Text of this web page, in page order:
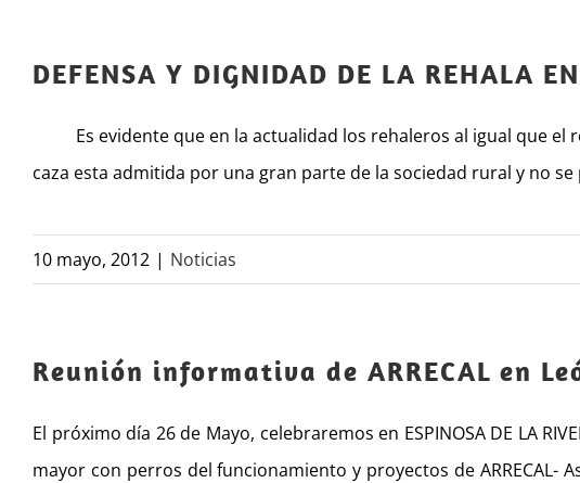
DEFENSA Y DIGNIDAD DE LA REHALA
 Es evidente que en la actualidad los rehaleros al igual que
caza esta admitida por una gran parte de la sociedad rural y no
10 mayo, 2012 | Noticias
Reunión informativa de ARRECAL en
El próximo día 26 de Mayo, celebraremos en ESPINOSA DE LA
mayor con perros del funcionamiento y proyectos de ARRECAL-